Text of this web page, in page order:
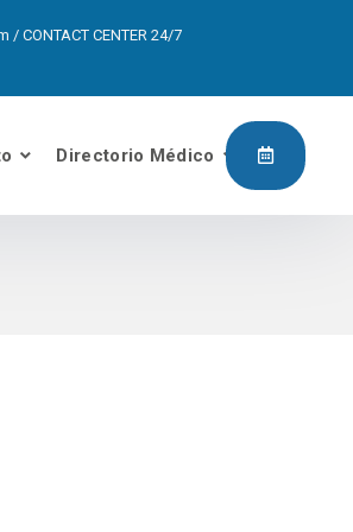
/ CONTACT CENTER 24/7
Directorio Médico